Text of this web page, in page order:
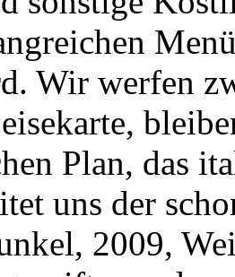
Wir werfen
Plan, das
uns der
2009,